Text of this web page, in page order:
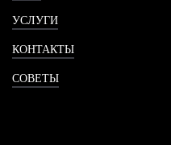
УСЛУГИ
КОНТАКТЫ
СОВЕТЫ